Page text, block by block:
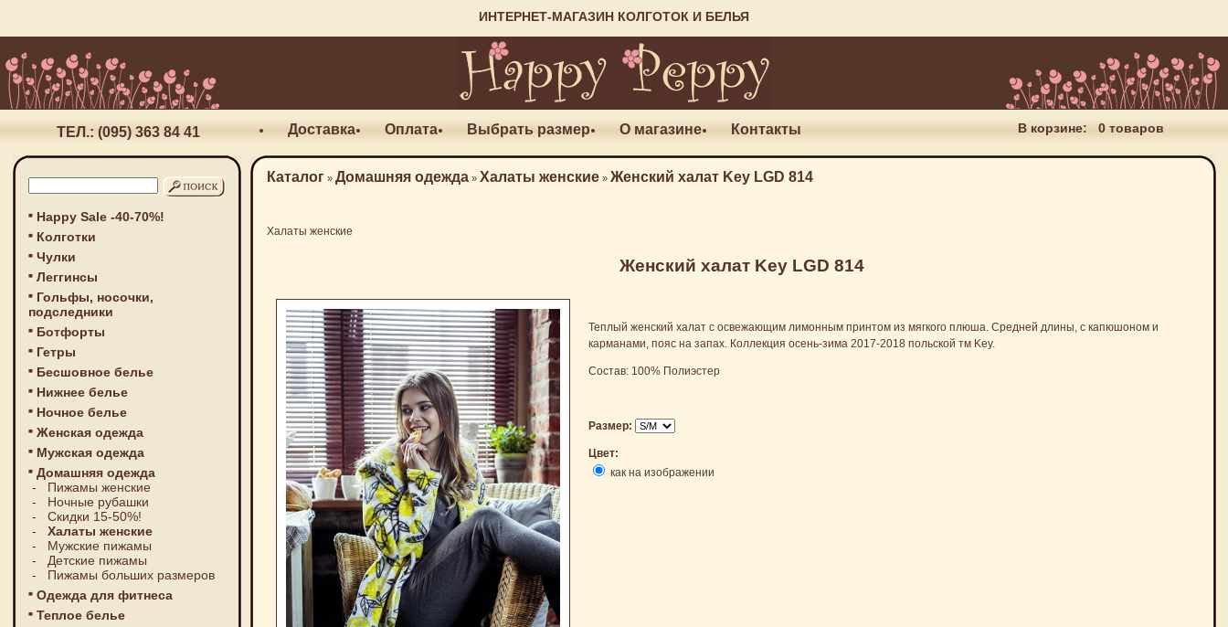
ИНТЕРНЕТ-МАГАЗИН КОЛГОТОК И БЕЛЬЯ
ТЕЛ.: (095) 363 84 41 Доставка Оплата Выбрать размер О магазине Контакты В корзине: 0 товаров
Happy Sale -40-70%!
Колготки
Чулки
Леггинсы
Гольфы, носочки,
подследники
Ботфорты
Гетры
Бесшовное белье
Нижнее белье
Ночное белье
Женская одежда
Мужская одежда
Домашняя одежда
- Пижамы женские
- Ночные рубашки
- Скидки 15-50%!
- Халаты женские
- Мужские пижамы
- Детские пижамы
- Пижамы больших размеров
Одежда для фитнеса
Теплое белье
Каталог» Домашняя одежда» Халаты женские» Женский халат Key LGD 814
Халаты женские
Женский халат Key LGD 814
Теплый женский халат с освежающим лимонным принтом из мягкого плюша. Средней длины, с капюшоном и
карманами, пояс на запах. Коллекция осень-зима 2017-2018 польской тм Key.
Состав: 100% Полиэстер
Размер:
Цвет:
как на изображении